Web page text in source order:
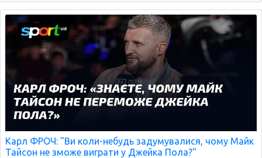
Карл ФРОЧ: "Ви коли-небудь задумувалися, чому Майк
Тайсон не зможе виграти у Джейка Пола?"